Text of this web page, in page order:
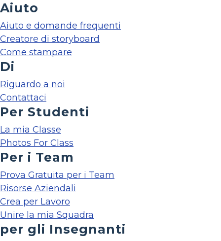
Aiuto
Aiuto e domande frequenti
Creatore di storyboard
Come stampare
Di
Riguardo a noi
Contattaci
Per Studenti
La mia Classe
Photos For Class
Per i Team
Prova Gratuita per i Team
Risorse Aziendali
Crea per Lavoro
Unire la mia Squadra
per gli Insegnanti